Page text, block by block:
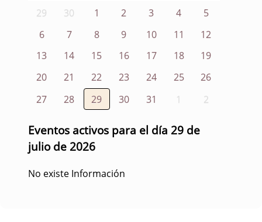
29 30 1 2 3 4
5
6
7 8 9 10 11
12
13
14 15 16 17 18
19
20
21 22 23 24 25
26
27
28 29 30 31 1 2
Eventos activos para el día 29 de
julio de 2026
No existe Información